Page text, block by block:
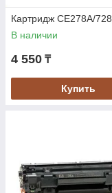
Картридж CE278A/728
В наличии
4 550 ₸
Купить